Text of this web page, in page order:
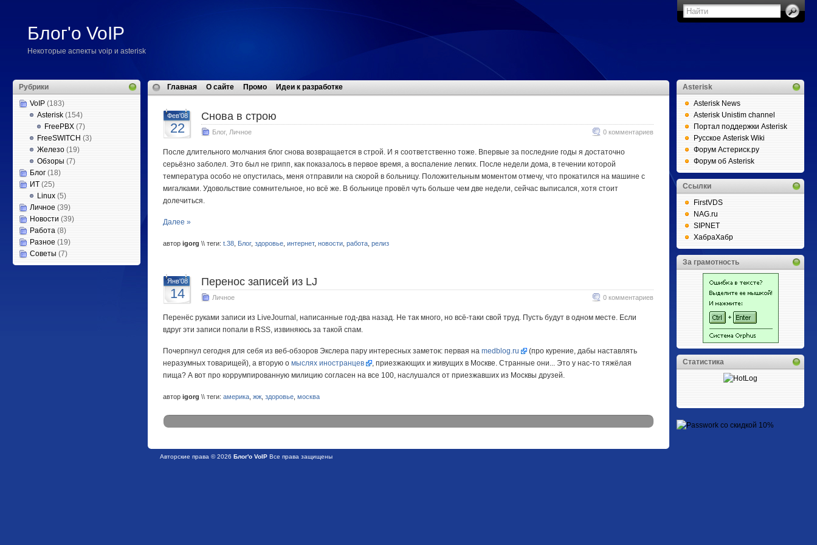
Блог'о VoIP
Некоторые аспекты voip и asterisk
Рубрики
VoIP (183)
Asterisk (154)
FreePBX (7)
FreeSWITCH (3)
Железо (19)
Обзоры (7)
Блог (18)
ИТ (25)
Linux (5)
Личное (39)
Новости (39)
Работа (8)
Разное (19)
Советы (7)
Главная О сайте Промо Идеи к разработке
Фев'08
22
Снова в строю
Блог, Личное 0 комментариев
После длительного молчания блог снова возвращается в строй. И я соответственно тоже. Впервые за последние годы я достаточно
серьёзно заболел. Это был не грипп, как показалось в первое время, а воспаление легких. После недели дома, в течении которой
температура особо не опустилась, меня отправили на скорой в больницу. Положительным моментом отмечу, что прокатился на машине с
мигалками. Удовольствие сомнительное, но всё же. В больнице провёл чуть больше чем две недели, сейчас выписался, хотя стоит
долечиться.
Далее »
автор igorg \\ теги: t.38 Блог, здоровье интернет, новости работа релиз
Янв'08
14
Перенос записей из LJ
Личное 0 комментариев
Перенёс руками записи из LiveJournal, написанные год-два назад. Не так много, но всё-таки свой труд. Пусть будут в одном месте. Если
вдруг эти записи попали в RSS, извиняюсь за такой спам.
Почерпнул сегодня для себя из веб-обзоров Экслера пару интересных заметок: первая на medblog.ru
(про курение, дабы наставлять
неразумных товарищей), а вторую о мыслях иностранцев
, приезжающих и живущих в Москве. Странные они... Это у нас-то тяжёлая
пища? А вот про коррумпированную милицию согласен на все 100, наслушался от приезжавших из Москвы друзей.
автор igorg \\ теги: америка жж здоровье москва
Авторские права © 2026 Блог'о VoIP Все права защищены
Asterisk
Asterisk News
Asterisk Unistim channel
Портал поддержки Asterisk
Русское Asterisk Wiki
Форум Астериск.ру
Форум об Asterisk
Ссылки
FirstVDS
NAG.ru
SIPNET
ХабраХабр
За грамотность
Статистика